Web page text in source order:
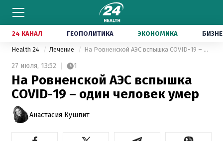
24 КАНАЛ ГЕОПОЛИТИКА ЭКОНОМИКА
Health 24 Лечение На Ровненской АЭС вспышка COVID-19 – один человек умер
27 июля, 13:52 1
На Ровненской АЭС вспышка
COVID-19 – один человек умер
Анастасия Кушпит